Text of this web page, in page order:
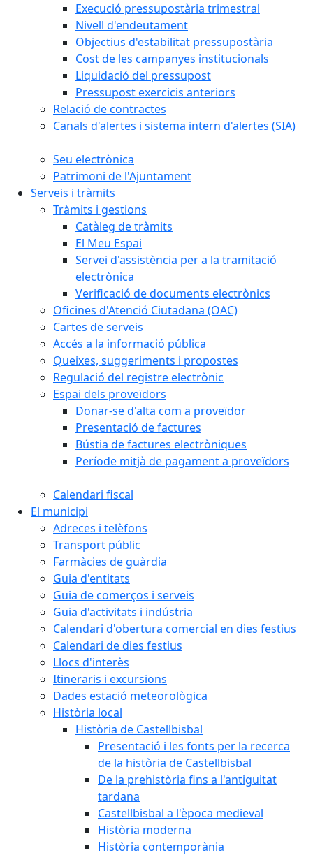
Execució pressupostària trimestral
Nivell d'endeutament
Objectius d'estabilitat pressupostària
Cost de les campanyes institucionals
Liquidació del pressupost
Pressupost exercicis anteriors
Relació de contractes
Canals d'alertes i sistema intern d'alertes (SIA)
Seu electrònica
Patrimoni de l'Ajuntament
Serveis i tràmits
Tràmits i gestions
Catàleg de tràmits
El Meu Espai
Servei d'assistència per a la tramitació
electrònica
Verificació de documents electrònics
Oficines d'Atenció Ciutadana (OAC)
Cartes de serveis
Accés a la informació pública
Queixes, suggeriments i propostes
Regulació del registre electrònic
Espai dels proveïdors
Donar-se d'alta com a proveïdor
Presentació de factures
Bústia de factures electròniques
Període mitjà de pagament a proveïdors
Calendari fiscal
El municipi
Adreces i telèfons
Transport públic
Farmàcies de guàrdia
Guia d'entitats
Guia de comerços i serveis
Guia d'activitats i indústria
Calendari d'obertura comercial en dies festius
Calendari de dies festius
Llocs d'interès
Itineraris i excursions
Dades estació meteorològica
Història local
Història de Castellbisbal
Presentació i les fonts per la recerca
de la història de Castellbisbal
De la prehistòria fins a l'antiguitat
tardana
Castellbisbal a l'època medieval
Història moderna
Història contemporània